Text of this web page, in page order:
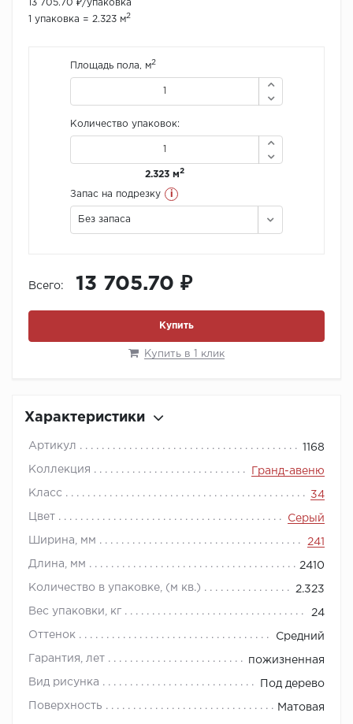
13 705.70 ₽/упаковка
1 упаковка = 2.323 м2
Площадь пола, м2
Количество упаковок:
2.323 м2
Запас на подрезку i
Без запаса
Всего: 13 705.70 ₽
Купить
Купить в 1 клик
Характеристики
Артикул 1168
Коллекция Гранд-авеню
Класс 34
Цвет Серый
Ширина, мм 241
Длина, мм 2410
Количество в упаковке, (м кв.) 2.323
Вес упаковки, кг 24
Оттенок Средний
Гарантия, лет пожизненная
Вид рисунка Под дерево
Поверхность Матовая